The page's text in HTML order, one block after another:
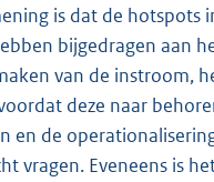
is dat de hotspots
bijgedragen aan
van de instroom,
deze naar
en de
vragen. Eveneens is